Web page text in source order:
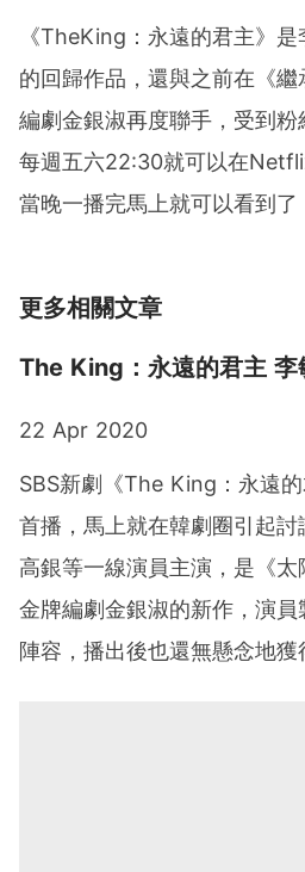
《TheKing：永遠的君主》
的回歸作品，還與之前在《
編劇金銀淑再度聯手，受到粉
每週五六22:30就可以在
當晚一播完馬上就可以看到了
更多相關文章
The King：永遠的君主 李
22 Apr 2020
SBS新劇《The King：永遠
首播，馬上就在韓劇圈引起
高銀等一線演員主演，是《太
金牌編劇金銀淑的新作，演
陣容，播出後也還無懸念地獲